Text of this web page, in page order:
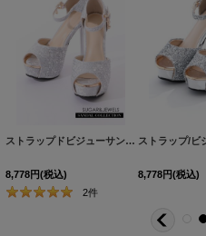
[S3132YN] ストラップドビジューサンダル【34-40サイズ/2カラー】[OF02]
8,778円(税込)
2件
8,778円(税込)